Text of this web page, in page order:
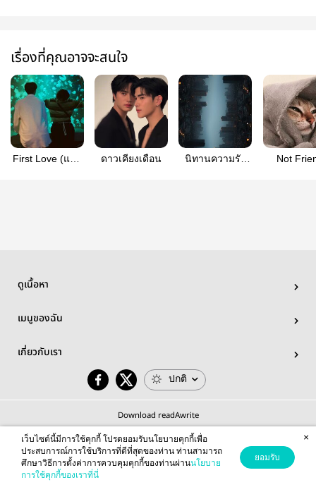
เรื่องที่คุณอาจจะสนใจ
First Love (แลก
ดาวเคียงเดือน
นิทานความรัก
Not
ดูเนื้อหา
เมนูของฉัน
เกี่ยวกับเรา
ปกติ
Download readAwrite
© 2026 readAwrite.com by MEB Corporation Public Company Limited
This site is protected by reCAPTCHA and the Google
เว็บไซต์นี้มีการใช้คุกกี้ โปรดยอมรับนโยบายคุกกี้เพื่อ
ประสบการณ์การใช้บริการที่ดีที่สุดของท่าน ท่านสามารถ
ศึกษาวิธีการตั้งค่าการควบคุมคุกกี้ของท่านผ่านนโยบาย
การใช้คุกกี้ของเราที่นี่
ยอมรับ
×